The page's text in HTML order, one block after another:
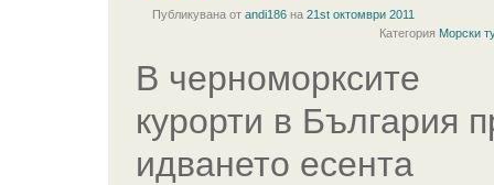
Публикувана от andi186 на 21st октомври 2011
Категория Морски
В черноморксите
курорти в България
идването есента